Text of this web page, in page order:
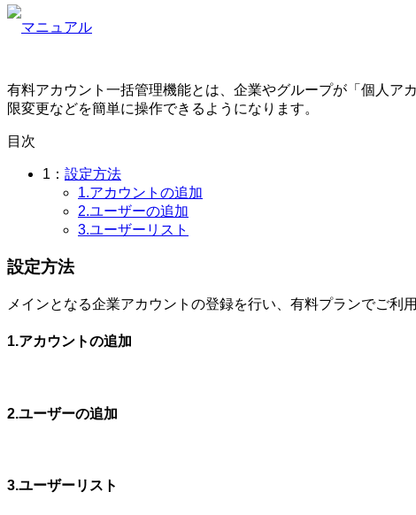
マニュアル
有料アカウント一括管理機能とは、企業やグループが「個人ア
限変更などを簡単に操作できるようになります。
目次
1： 設定方法
1.アカウントの追加
2.ユーザーの追加
3.ユーザーリスト
設定方法
メインとなる企業アカウントの登録を行い、有料プランでご利
1.アカウントの追加
2.ユーザーの追加
3.ユーザーリスト